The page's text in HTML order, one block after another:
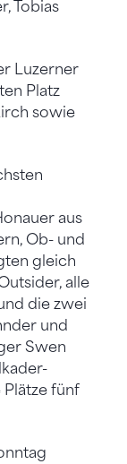
Tobias
Luzerner
Platz
sowie
aus
Ob- und
gleich
alle
die zwei
und
Swen
fünf